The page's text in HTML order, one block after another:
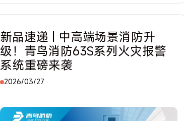
新品速递 | 中高端场景消防升
级！青鸟消防63S系列火灾报警
系统重磅来袭
2026/03/27